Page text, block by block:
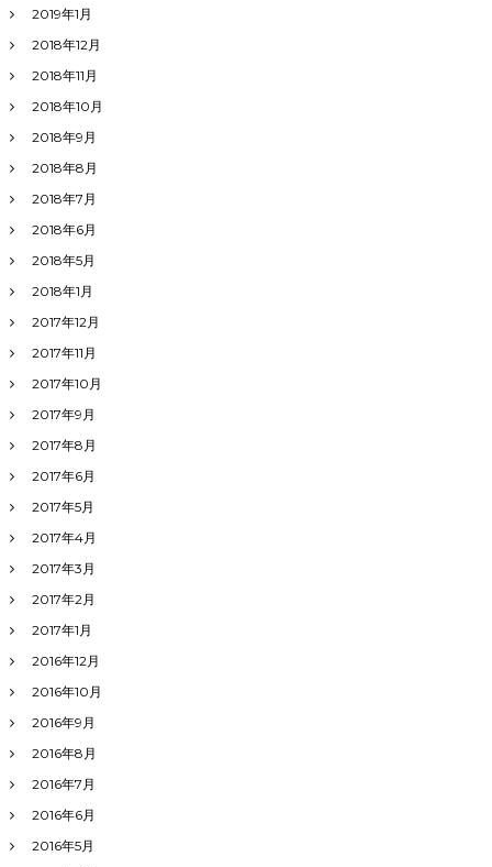
2019年1月
2018年12月
2018年11月
2018年10月
2018年9月
2018年8月
2018年7月
2018年6月
2018年5月
2018年1月
2017年12月
2017年11月
2017年10月
2017年9月
2017年8月
2017年6月
2017年5月
2017年4月
2017年3月
2017年2月
2017年1月
2016年12月
2016年10月
2016年9月
2016年8月
2016年7月
2016年6月
2016年5月